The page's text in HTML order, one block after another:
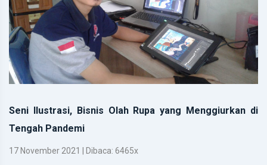
Seni Ilustrasi, Bisnis Olah Rupa yang Menggiurkan di
Tengah Pandemi
17 November 2021 | Dibaca: 6465x